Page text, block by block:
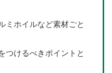
ミホイルなど素材ごと
つけるべきポイントと